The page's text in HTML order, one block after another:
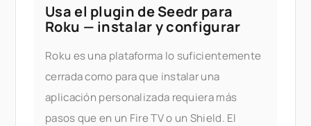
Usa el plugin de Seedr para
Roku — instalar y configurar
Roku es una plataforma lo suficientemente
cerrada como para que instalar una
aplicación personalizada requiera más
pasos que en un Fire TV o un Shield. El